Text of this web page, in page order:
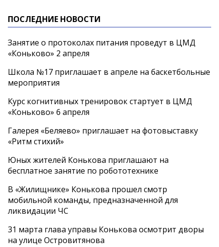
ПОСЛЕДНИЕ НОВОСТИ
Занятие о протоколах питания проведут в ЦМД
«Коньково» 2 апреля
Школа №17 приглашает в апреле на баскетбольные
мероприятия
Курс когнитивных тренировок стартует в ЦМД
«Коньково» 6 апреля
Галерея «Беляево» приглашает на фотовыставку
«Ритм стихий»
Юных жителей Конькова приглашают на
бесплатное занятие по робототехнике
В «Жилищнике» Конькова прошел смотр
мобильной команды, предназначенной для
ликвидации ЧС
31 марта глава управы Конькова осмотрит дворы
на улице Островитянова